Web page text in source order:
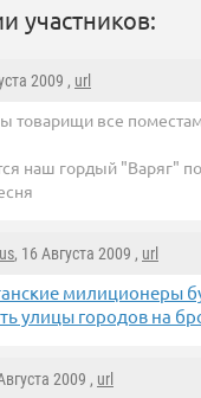
участников:
2009 , url
товарищи все
наш гордый "Варяг"
, 16 Августа 2009 , url
милиционеры
улицы городов на
2009 , url